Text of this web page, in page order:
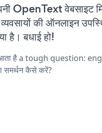
OpenText वेबसाइट
की ऑनलाइन
है। बधाई हो!
है a tough question:
समर्थन कैसे करें?